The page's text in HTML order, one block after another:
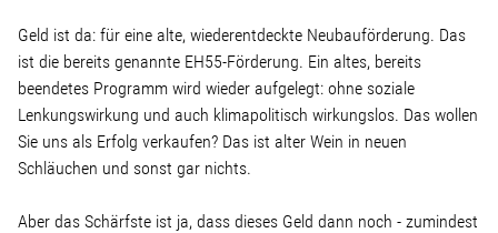
Geld ist da: für eine alte, wiederentdeckte Neubauförderung. Das
ist die bereits genannte EH55-Förderung. Ein altes, bereits
beendetes Programm wird wieder aufgelegt: ohne soziale
Lenkungswirkung und auch klimapolitisch wirkungslos. Das wollen
Sie uns als Erfolg verkaufen? Das ist alter Wein in neuen
Schläuchen und sonst gar nichts.
Aber das Schärfste ist ja, dass dieses Geld dann noch - zumindest